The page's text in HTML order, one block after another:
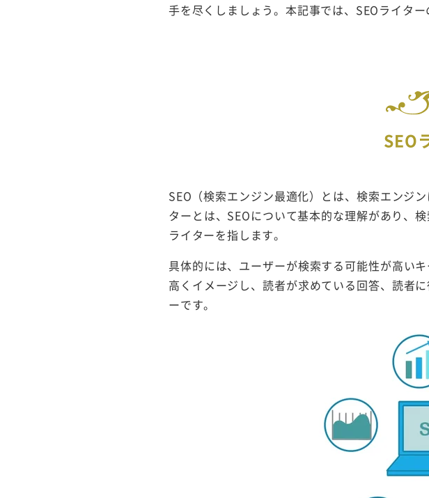
手を尽くしましょう。本記事では、SEOライター
SEO
SEO（検索エンジン最適化）とは、検索エンジ
ターとは、SEOについて基本的な理解があり、
ライターを指します。
具体的には、ユーザーが検索する可能性が高い
高くイメージし、読者が求めている回答、読者
ーです。